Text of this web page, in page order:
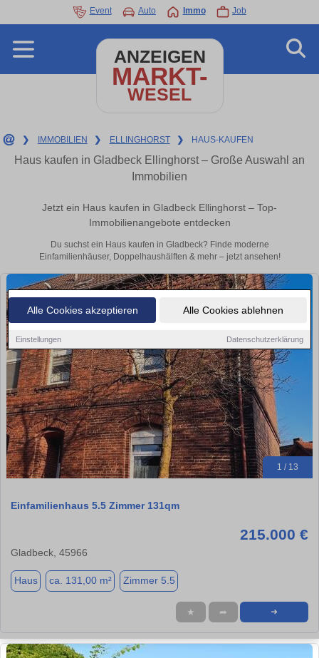
Alle Cookies akzeptieren Alle Cookies ablehnen
Einstellungen Datenschutzerklärung
Event Auto Immo Job
ANZEIGEN
MARKT-
WESEL
❯ IMMOBILIEN ❯ ELLINGHORST ❯ HAUS-KAUFEN
Haus kaufen in Gladbeck Ellinghorst – Große Auswahl an
Immobilien
Jetzt ein Haus kaufen in Gladbeck Ellinghorst – Top-
Immobilienangebote entdecken
Du suchst ein Haus kaufen in Gladbeck? Finde moderne
Einfamilienhäuser, Doppelhaushälften & mehr – jetzt ansehen!
1 / 13
Einfamilienhaus 5.5 Zimmer 131qm
215.000 €
Gladbeck, 45966
Haus ca. 131,00 m² Zimmer 5.5
★ ➦ ➜